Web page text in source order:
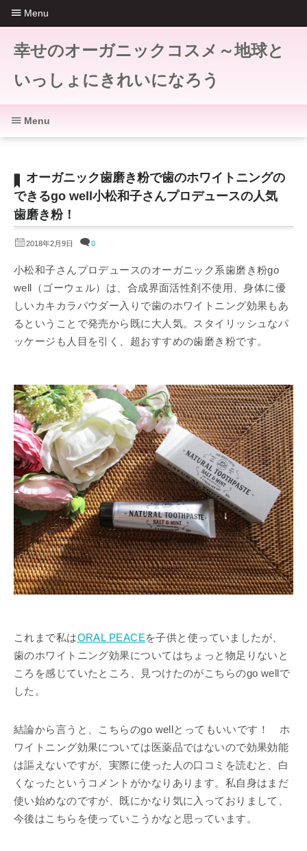
幸せのオーガニックコスメ～地球と
いっしょにきれいになろう
オーガニック歯磨き粉で歯のホワイトニングの
できるgo well小松和子さんプロデュースの人気
歯磨き粉！
2018年2月9日 0
小松和子さんプロデュースのオーガニック系歯磨き粉go
well（ゴーウェル）は、合成界面活性剤不使用、身体に優
しいカキカラパウダー入りで歯のホワイトニング効果もあ
るということで発売から既に大人気。スタイリッシュなパ
ッケージも人目を引く、超おすすめの歯磨き粉です。
これまで私はORAL PEACEを子供と使っていましたが、
歯のホワイトニング効果についてはちょっと物足りないと
ころを感じていたところ、見つけたのがこちらのgo wellで
した。
結論から言うと、こちらのgo wellとってもいいです！ ホ
ワイトニング効果については医薬品ではないので効果効能
は謳えないですが、実際に使った人の口コミを読むと、白
くなったというコメントがかなりあります。私自身はまだ
使い始めなのですが、既にかなり気に入っておりまして、
今後はこちらを使っていこうかなと思っています。
Menu
Menu